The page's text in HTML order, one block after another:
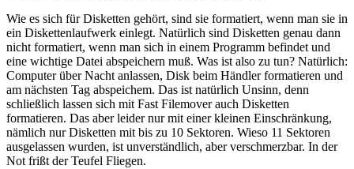
Wie es sich für Disketten gehört, sind sie formatiert, wenn man sie in
ein Diskettenlaufwerk einlegt. Natürlich sind Disketten genau dann
nicht formatiert, wenn man sich in einem Programm befindet und
eine wichtige Datei abspeichern muß. Was ist also zu tun? Natürlich:
Computer über Nacht anlassen, Disk beim Händler formatieren und
am nächsten Tag abspeichem. Das ist natürlich Unsinn, denn
schließlich lassen sich mit Fast Filemover auch Disketten
formatieren. Das aber leider nur mit einer kleinen Einschränkung,
nämlich nur Disketten mit bis zu 10 Sektoren. Wieso 11 Sektoren
ausgelassen wurden, ist unverständlich, aber verschmerzbar. In der
Not frißt der Teufel Fliegen.